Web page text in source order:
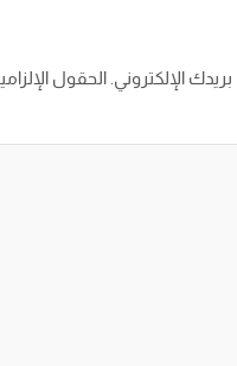
الإلكتروني. الحقول